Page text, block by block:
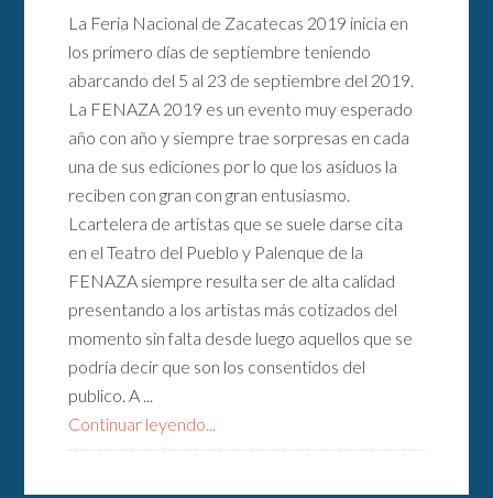
La Feria Nacional de Zacatecas 2019 inicia en
los primero días de septiembre teniendo
abarcando del 5 al 23 de septiembre del 2019.
La FENAZA 2019 es un evento muy esperado
año con año y siempre trae sorpresas en cada
una de sus ediciones por lo que los asiduos la
reciben con gran con gran entusiasmo.
Lcartelera de artistas que se suele darse cita
en el Teatro del Pueblo y Palenque de la
FENAZA siempre resulta ser de alta calidad
presentando a los artistas más cotizados del
momento sin falta desde luego aquellos que se
podría decir que son los consentidos del
publico. A ...
Continuar leyendo...